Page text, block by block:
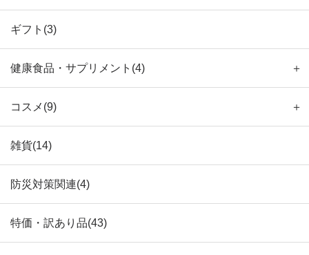
ギフト(3)
健康食品・サプリメント(4) ＋
コスメ(9) ＋
雑貨(14)
防災対策関連(4)
特価・訳あり品(43)